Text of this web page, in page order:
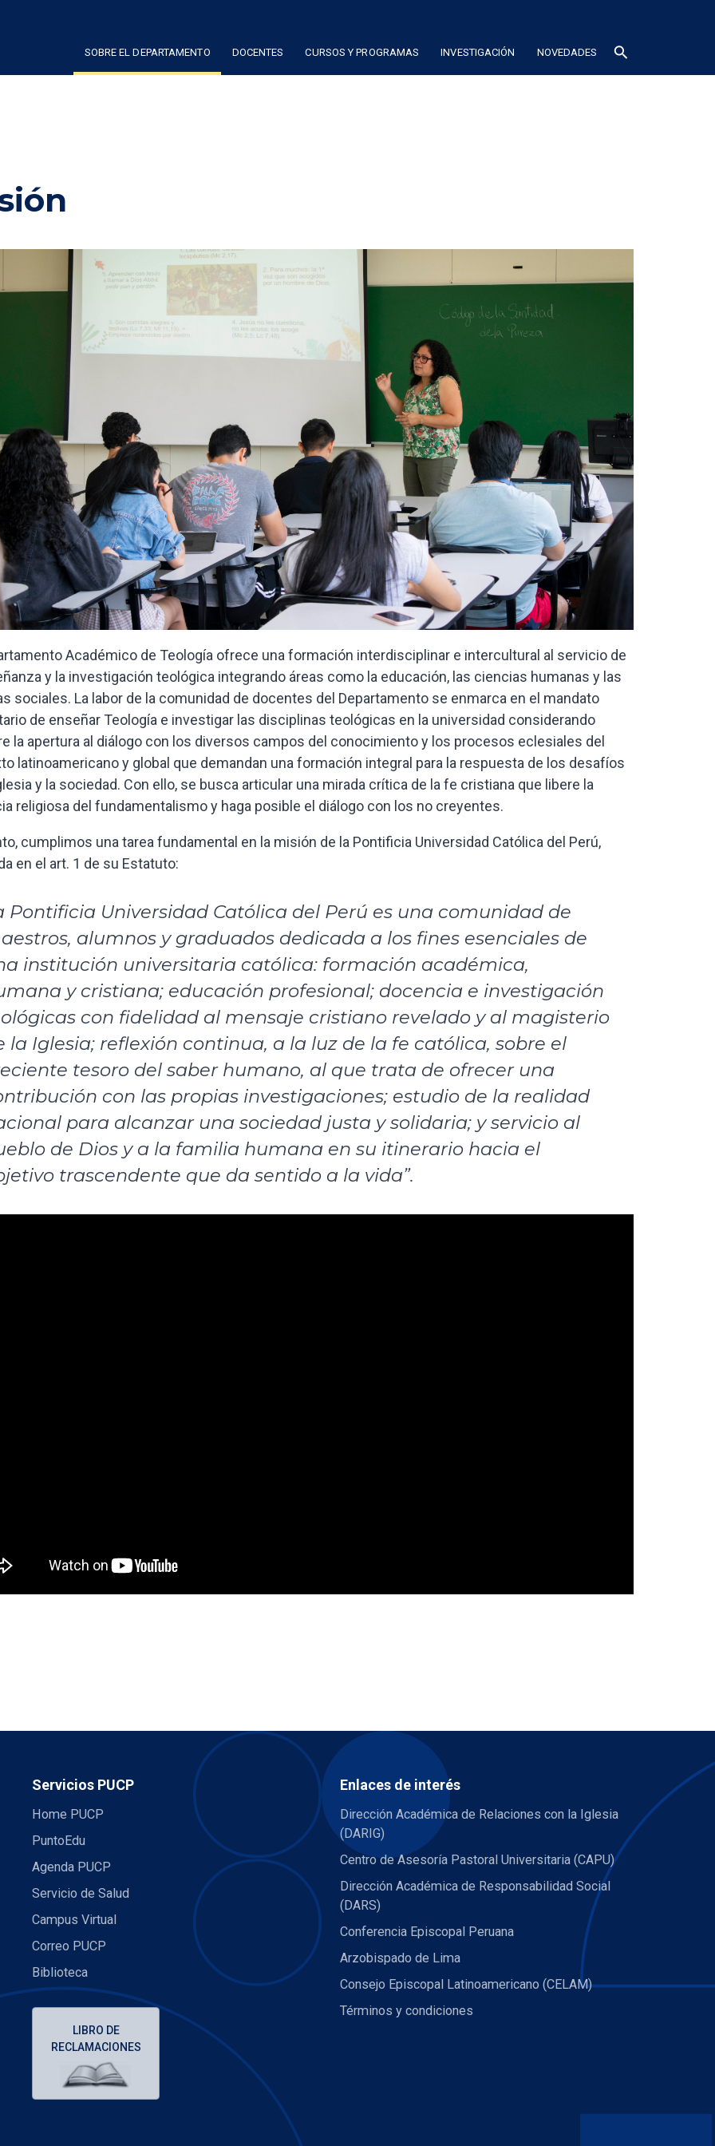
SOBRE EL DEPARTAMENTO DOCENTES CURSOS Y PROGRAMAS INVESTIGACIÓN NOVEDADES search
Académico de Teología ofrece una formación interdisciplinar e intercultural al servicio de
y la investigación teológica integrando áreas como la educación, las ciencias humanas y las
sociales. La labor de la comunidad de docentes del Departamento se enmarca en el mandato
de enseñar Teología e investigar las disciplinas teológicas en la universidad considerando
la apertura al diálogo con los diversos campos del conocimiento y los procesos eclesiales del
latinoamericano y global que demandan una formación integral para la respuesta de los desafíos
y la sociedad. Con ello, se busca articular una mirada crítica de la fe cristiana que libere la
religiosa del fundamentalismo y haga posible el diálogo con los no creyentes.
cumplimos una tarea fundamental en la misión de la Pontificia Universidad Católica del Perú,
en el art. 1 de su Estatuto:
Pontificia Universidad Católica del Perú es una comunidad de
alumnos y graduados dedicada a los fines esenciales de
institución universitaria católica: formación académica,
y cristiana; educación profesional; docencia e investigación
con fidelidad al mensaje cristiano revelado y al magisterio
la Iglesia; reflexión continua, a la luz de la fe católica, sobre el
tesoro del saber humano, al que trata de ofrecer una
con las propias investigaciones; estudio de la realidad
para alcanzar una sociedad justa y solidaria; y servicio al
de Dios y a la familia humana en su itinerario hacia el
trascendente que da sentido a la vida”.
Servicios PUCP
Home PUCP
PuntoEdu
Agenda PUCP
Servicio de Salud
Campus Virtual
Correo PUCP
Biblioteca
LIBRO DE
RECLAMACIONES
Enlaces de interés
Dirección Académica de Relaciones con la Iglesia
(DARIG)
Centro de Asesoría Pastoral Universitaria (CAPU)
Dirección Académica de Responsabilidad Social
(DARS)
Conferencia Episcopal Peruana
Arzobispado de Lima
Consejo Episcopal Latinoamericano (CELAM)
Términos y condiciones